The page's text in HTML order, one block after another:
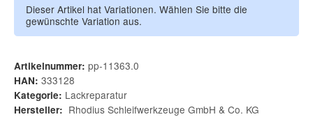
Dieser Artikel hat Variationen. Wählen Sie bitte die
gewünschte Variation aus.
Artikelnummer: pp-11363.0
HAN: 333128
Kategorie: Lackreparatur
Hersteller: Rhodius Schleifwerkzeuge GmbH & Co. KG